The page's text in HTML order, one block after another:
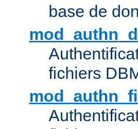
base de
fichiers